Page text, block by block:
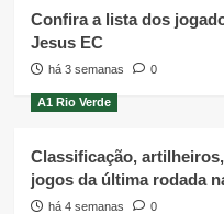
Confira a lista dos
Jesus EC
há 3 semanas 0
A1 Rio Verde
Classificação,
jogos da última rodada
há 4 semanas 0